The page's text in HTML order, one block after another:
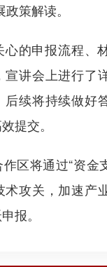
策解读。
的申报流程、
宣讲会上进行了
续将持续做好
提交。
将通过“资金
术攻关，加速产
报。